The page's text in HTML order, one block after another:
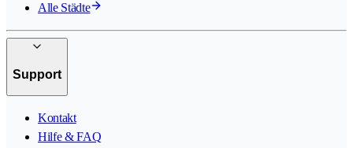
Alle Städte
Support
Kontakt
Hilfe & FAQ